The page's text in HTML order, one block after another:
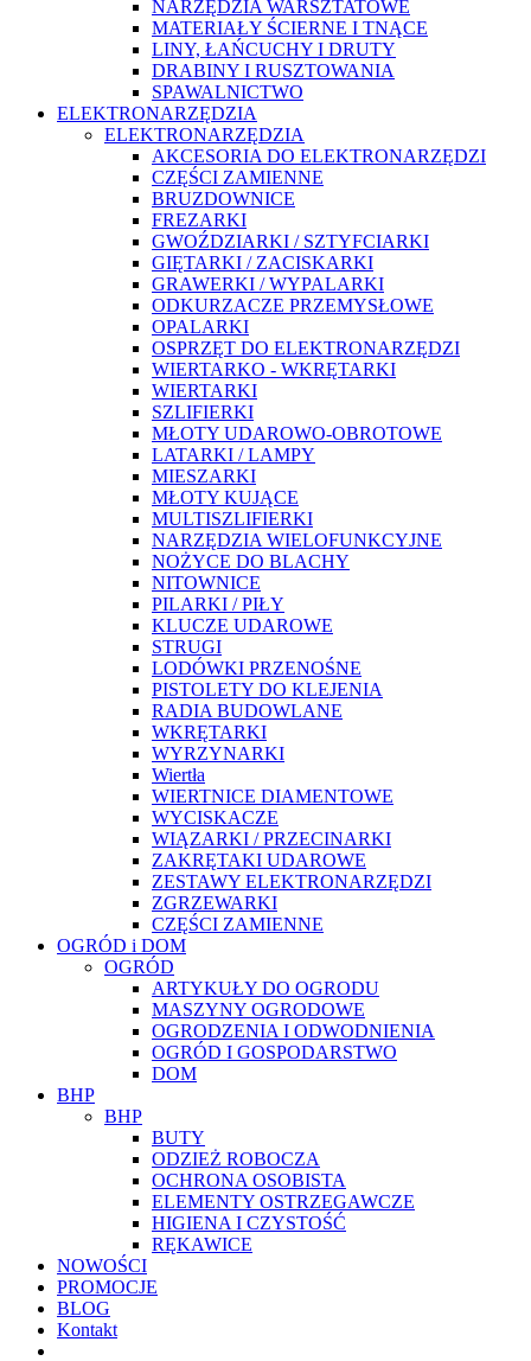
NARZĘDZIA WARSZTATOWE
MATERIAŁY ŚCIERNE I TNĄCE
LINY, ŁAŃCUCHY I DRUTY
DRABINY I RUSZTOWANIA
SPAWALNICTWO
ELEKTRONARZĘDZIA
ELEKTRONARZĘDZIA
AKCESORIA DO ELEKTRONARZĘDZI
CZĘŚCI ZAMIENNE
BRUZDOWNICE
FREZARKI
GWOŹDZIARKI / SZTYFCIARKI
GIĘTARKI / ZACISKARKI
GRAWERKI / WYPALARKI
ODKURZACZE PRZEMYSŁOWE
OPALARKI
OSPRZĘT DO ELEKTRONARZĘDZI
WIERTARKO - WKRĘTARKI
WIERTARKI
SZLIFIERKI
MŁOTY UDAROWO-OBROTOWE
LATARKI / LAMPY
MIESZARKI
MŁOTY KUJĄCE
MULTISZLIFIERKI
NARZĘDZIA WIELOFUNKCYJNE
NOŻYCE DO BLACHY
NITOWNICE
PILARKI / PIŁY
KLUCZE UDAROWE
STRUGI
LODÓWKI PRZENOŚNE
PISTOLETY DO KLEJENIA
RADIA BUDOWLANE
WKRĘTARKI
WYRZYNARKI
Wiertła
WIERTNICE DIAMENTOWE
WYCISKACZE
WIĄZARKI / PRZECINARKI
ZAKRĘTAKI UDAROWE
ZESTAWY ELEKTRONARZĘDZI
ZGRZEWARKI
CZĘŚCI ZAMIENNE
OGRÓD i DOM
OGRÓD
ARTYKUŁY DO OGRODU
MASZYNY OGRODOWE
OGRODZENIA I ODWODNIENIA
OGRÓD I GOSPODARSTWO
DOM
BHP
BHP
BUTY
ODZIEŻ ROBOCZA
OCHRONA OSOBISTA
ELEMENTY OSTRZEGAWCZE
HIGIENA I CZYSTOŚĆ
RĘKAWICE
NOWOŚCI
PROMOCJE
BLOG
Kontakt